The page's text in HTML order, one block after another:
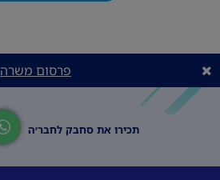
פרסום משרה
תכירו את סחבק לחבר׳ה